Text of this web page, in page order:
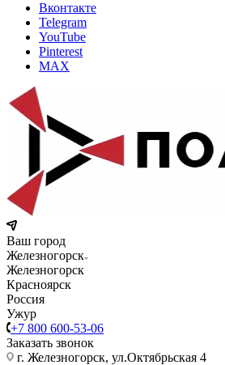
Вконтакте
Telegram
YouTube
Pinterest
MAX
Ваш город
Железногорск
Железногорск
Красноярск
Россия
Ужур
+7 800 600-53-06
Заказать звонок
г. Железногорск, ул.Октябрьская 4